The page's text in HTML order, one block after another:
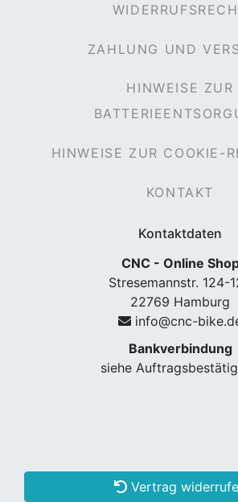
ZAHLUNG UND
HINWEISE ZUR
HINWEISE ZUR COOKIE-
KONTAKT
Kontaktdaten
CNC - Online
Stresemannstr. 124-
22769 Hamburg
info@cnc-
Bankverbindung
siehe
Vertrag